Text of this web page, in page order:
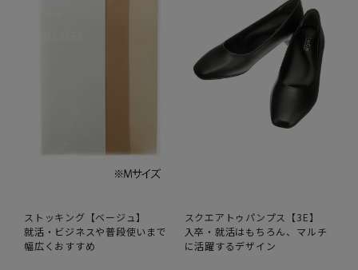
ストッキング【ベージュ】
就活・ビジネスや普段使いまで
幅広くおすすめ
スクエアトゥパンプス【3E】
入卒・就活はもちろん、マルチ
に活躍するデザイン